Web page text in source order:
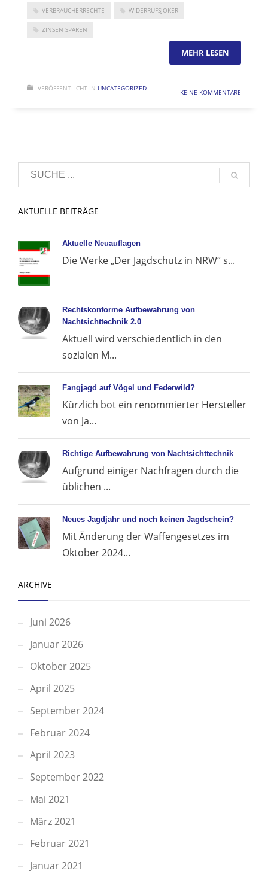
VERBRAUCHERRECHTE WIDERRUFSJOKER
ZINSEN SPAREN
MEHR LESEN
VERÖFFENTLICHT IN UNCATEGORIZED KEINE KOMMENTARE
AKTUELLE BEITRÄGE
Aktuelle Neuauflagen
Die Werke „Der Jagdschutz in NRW“ s...
Rechtskonforme Aufbewahrung von
Nachtsichttechnik 2.0
Aktuell wird verschiedentlich in den
sozialen M...
Fangjagd auf Vögel und Federwild?
Kürzlich bot ein renommierter Hersteller
von Ja...
Richtige Aufbewahrung von Nachtsichttechnik
Aufgrund einiger Nachfragen durch die
üblichen ...
Neues Jagdjahr und noch keinen Jagdschein?
Mit Änderung der Waffengesetzes im
Oktober 2024...
ARCHIVE
Juni 2026
Januar 2026
Oktober 2025
April 2025
September 2024
Februar 2024
April 2023
September 2022
Mai 2021
März 2021
Februar 2021
Januar 2021